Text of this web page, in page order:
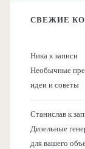
СВЕЖИЕ
Никак записи
Необычные
идеи и советы
Станиславк
Дизельные
для вашего